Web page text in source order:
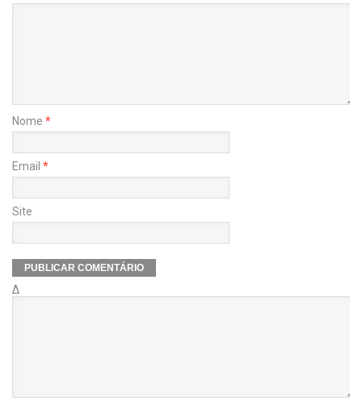
Nome *
Email *
Site
Δ